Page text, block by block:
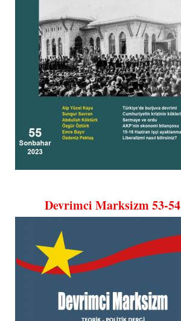
Devrimci Marksizm 53-54